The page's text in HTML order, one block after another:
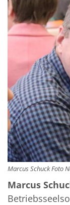
Marcus Schuck Foto
Marcus